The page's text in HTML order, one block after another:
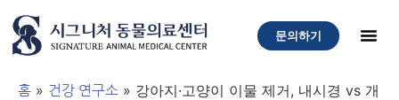
문의하기
홈 » 건강 연구소 » 강아지·고양이 이물 제거, 내시경 vs 개